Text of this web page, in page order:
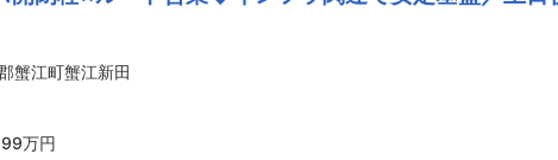
が意見を言いやすい社風です。また、「家族の支え、理解が
加できる社内イベントを実施しています。春には野球大会、バ
が楽しんでます。 また、勤務管理システムの導入など、はたら
取得いただきます。
蟹江町蟹江新田
万円